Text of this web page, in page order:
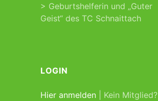
> Geburtshelferin und „Guter
Geist“ des TC Schnaittach
LOGIN
Hier anmelden | Kein Mitglied?